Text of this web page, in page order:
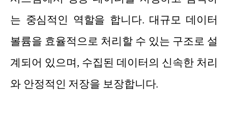
는 중심적인 역할을 합니다. 대규모 데이터
볼륨을 효율적으로 처리할 수 있는 구조로 설
계되어 있으며, 수집된 데이터의 신속한 처리
와 안정적인 저장을 보장합니다.